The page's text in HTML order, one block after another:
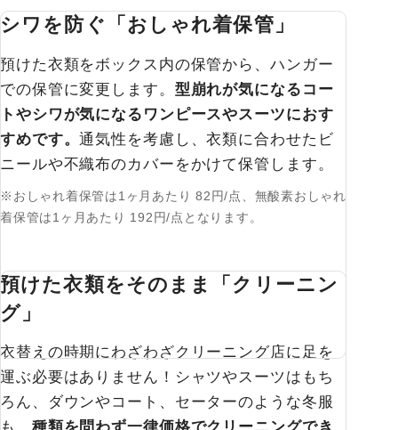
シワを防ぐ「おしゃれ着保管」
預けた衣類をボックス内の保管から、ハンガー
での保管に変更します。 型崩れが気になるコー
トやシワが気になるワンピースやスーツにおす
すめです。通気性を考慮し、衣類に合わせたビ
ニールや不織布のカバーをかけて保管します。
※おしゃれ着保管は1ヶ月あたり 82円/点、無酸素おしゃれ
着保管は1ヶ月あたり 192円/点となります。
預けた衣類をそのまま「クリーニン
グ」
衣替えの時期にわざわざクリーニング店に足を
運ぶ必要はありません！シャツやスーツはもち
ろん、ダウンやコート、セーターのような冬服